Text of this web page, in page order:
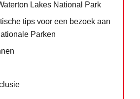
Lakes National Park
tips voor een bezoek aan
Parken